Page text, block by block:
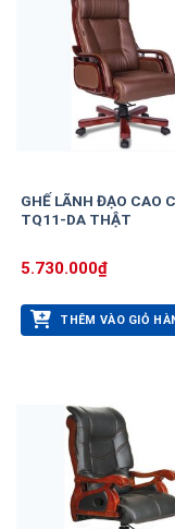
GHẾ LÃNH ĐẠO CAO
TQ11-DA THẬT
5.730.000₫
THÊM VÀO GIỎ